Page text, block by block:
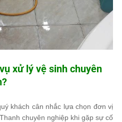
xử lý vệ sinh chuyên
khách cân nhắc lựa chọn đơn vị
chuyên nghiệp khi gặp sự cố